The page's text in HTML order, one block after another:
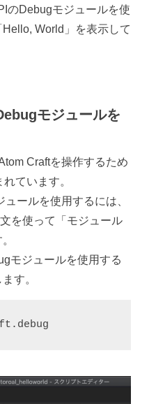
のDebugモジュールを使
World」を表示して
モジュールを
Craftを操作するため
ています。
ールを使用するには、
を使って「モジュール
モジュールを使用する
す。